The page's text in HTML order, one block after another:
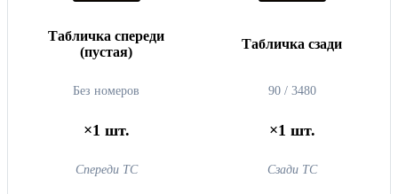
Табличка спереди
(пустая)
Табличка сзади
Без номеров 90 / 3480
×1 шт. ×1 шт.
Спереди ТС Сзади ТС